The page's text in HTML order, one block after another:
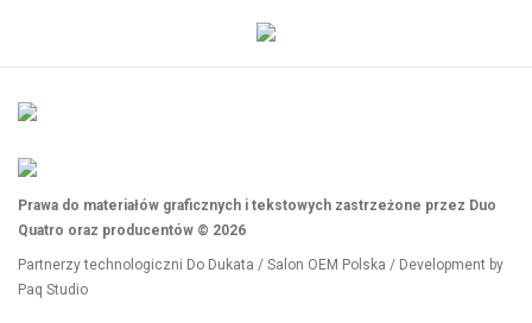
Prawa do materiałów graficznych i tekstowych zastrzeżone przez Duo
Quatro oraz producentów © 2026
Partnerzy technologiczni Do Dukata / Salon OEM Polska / Development by
Paq Studio